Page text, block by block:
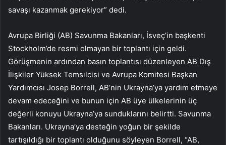
savaşı kazanmak gerekiyor” dedi.
Avrupa Birliği (AB) Savunma Bakanları, İsveç’in başkenti
Stockholm’de resmi olmayan bir toplantı için geldi.
Görüşmenin ardından basın toplantısı düzenleyen AB Dış
İlişkiler Yüksek Temsilcisi ve Avrupa Komitesi Başkan
Yardımcısı Josep Borrell, AB’nin Ukrayna’ya yardım etmeye
devam edeceğini ve bunun için AB üye ülkelerinin üç
değerli konuyu Ukrayna’ya sunduklarını belirtti. Savunma
Bakanları. Ukrayna’ya desteğin yoğun bir şekilde
tartışıldığı bir toplantı olduğunu söyleyen Borrell, “AB,